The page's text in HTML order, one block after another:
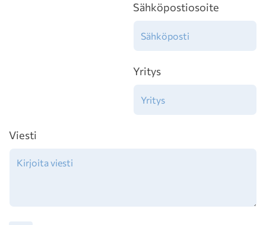
Sähköpostiosoite
Yritys
Viesti